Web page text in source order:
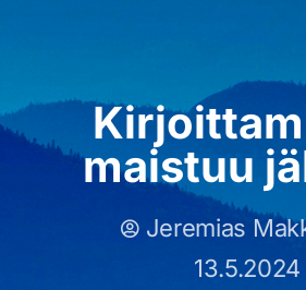
maistuu
Jeremias
13.5.2024